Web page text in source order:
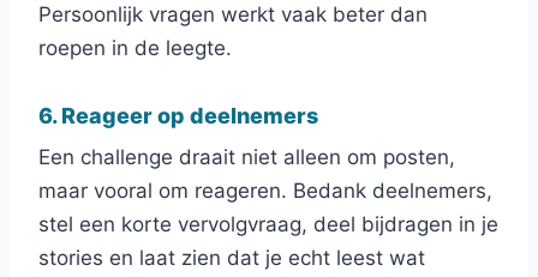
Persoonlijk vragen werkt vaak beter dan
roepen in de leegte.
6. Reageer op deelnemers
Een challenge draait niet alleen om posten,
maar vooral om reageren. Bedank deelnemers,
stel een korte vervolgvraag, deel bijdragen in je
stories en laat zien dat je echt leest wat